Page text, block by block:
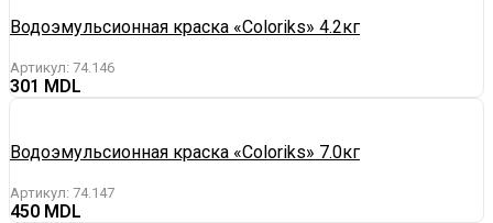
Водоэмульсионная краска «Coloriks» 4.2кг
Артикул: 74.146
301
Водоэмульсионная краска «Coloriks» 7.0кг
Артикул: 74.147
450